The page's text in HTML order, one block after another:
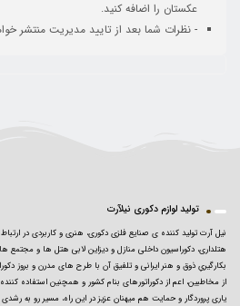
عکستان را اضافه کنید.
- نظرات شما بعد از تایید مدیریت منتشر
تولید لوازم دکوری نیلآرت
نیل آرت تولید کننده ی صنایع فلزی دکوری، هنری و کاربردی در
هتلداری، دکوراسیون داخلی منازل و دیزاین لابی هتل ها و مجتمع
بکارگیریِ ذوق و هنر ایرانی و تلفیق آن با طرح های مدرن و بروز
از مخاطبین، اعم از دکوراتورهای بنام کشور و همچنین استفاده
یاری پروردگار و حمایت هم میهنان عزیز در این راه، مسیر رو به